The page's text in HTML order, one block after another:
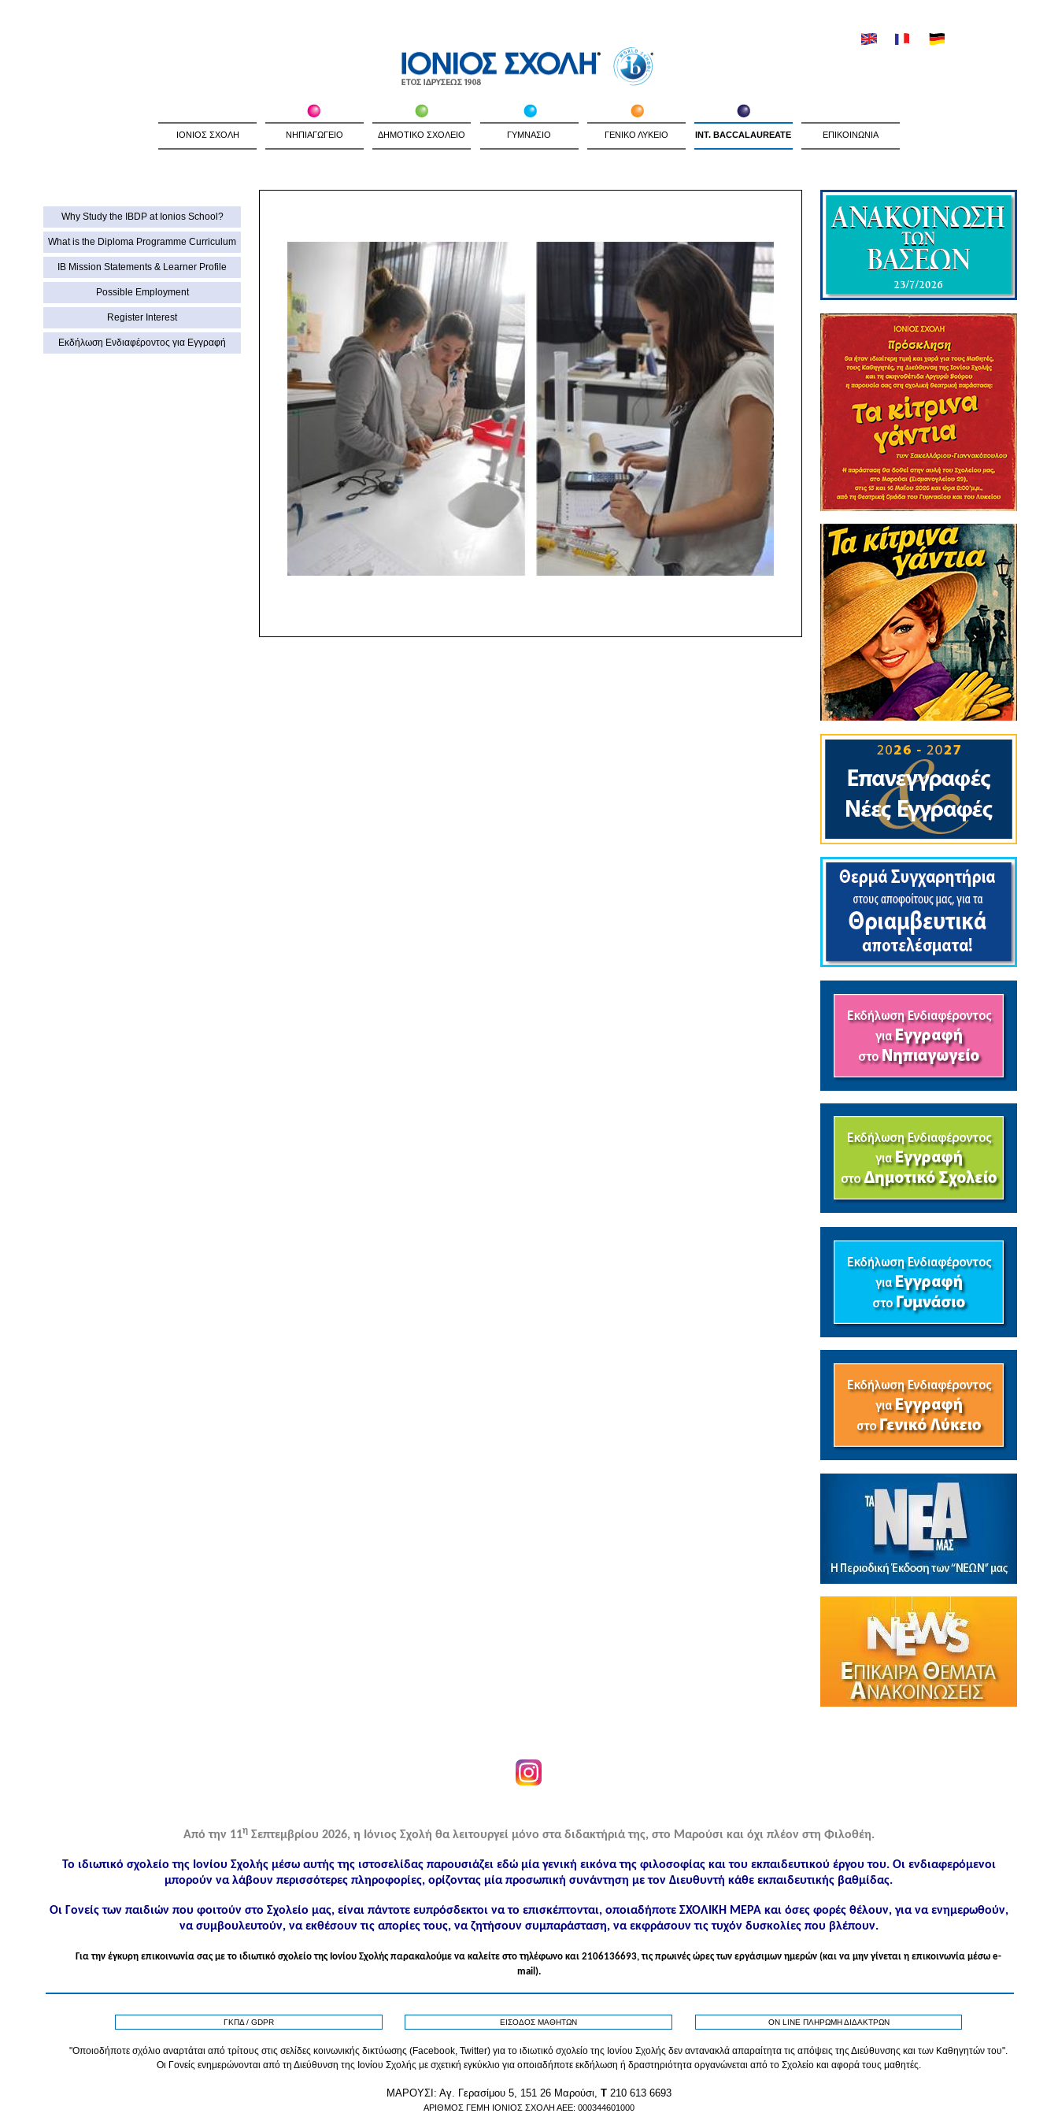
ΙΟΝΙΟΣ ΣΧΟΛΗ ΝΗΠΙΑΓΩΓΕΙΟ ΔΗΜΟΤΙΚΟ ΣΧΟΛΕΙΟ ΓΥΜΝΑΣΙΟ ΓΕΝΙΚΟ ΛΥΚΕΙΟ INT. BACCALAUREATE ΕΠΙΚΟΙΝΩΝΙΑ
Why Study the IBDP at Ionios School?
What is the Diploma Programme Curriculum
IB Mission Statements & Learner Profile
Possible Employment
Register Interest
Εκδήλωση Eνδιαφέροντος για Εγγραφή
Από την 11ηΣεπτεμβρίου 2026, η Ιόνιος Σχολή θα λειτουργεί μόνο στα διδακτήριά της, στο Μαρούσι και όχι πλέον στη Φιλοθέη.
Το ιδιωτικό σχολείο της Ιονίου Σχολής μέσω αυτής της ιστοσελίδας παρουσιάζει εδώ μία γενική εικόνα της φιλοσοφίας και του εκπαιδευτικού έργου του. Οι ενδιαφερόμενοι
μπορούν να λάβουν περισσότερες πληροφορίες, ορίζοντας μία προσωπική συνάντηση με τον Διευθυντή κάθε εκπαιδευτικής βαθμίδας.
Οι Γονείς των παιδιών που φοιτούν στο Σχολείο μας, είναι πάντοτε ευπρόσδεκτοι να το επισκέπτονται, οποιαδήποτε ΣΧΟΛΙΚΗ ΜΕΡΑ και όσες φορές θέλουν, για να ενημερωθούν,
να συμβουλευτούν, να εκθέσουν τις απορίες τους, να ζητήσουν συμπαράσταση, να εκφράσουν τις τυχόν δυσκολίες που βλέπουν.
Για την έγκυρη επικοινωνία σας με το ιδιωτικό σχολείο της Ιονίου Σχολής παρακαλούμε να καλείτε στo τηλέφωνo και 2106136693, τις πρωινές ώρες των εργάσιμων ημερών (και να μην γίνεται η επικοινωνία μέσω e-
mail).
ΓΚΠΔ / GDPR ΕΙΣΟΔΟΣ ΜΑΘΗΤΩΝ ON LINE ΠΛΗΡΩΜΗ ΔΙΔΑΚΤΡΩΝ
"Οποιοδήποτε σχόλιο αναρτάται από τρίτους στις σελίδες κοινωνικής δικτύωσης (Facebook, Twitter) για το ιδιωτικό σχολείο της Ιονίου Σχολής δεν αντανακλά απαραίτητα τις απόψεις της Διεύθυνσης και των Καθηγητών του".
Οι Γονείς ενημερώνονται από τη Διεύθυνση της Ιονίου Σχολής με σχετική εγκύκλιο για οποιαδήποτε εκδήλωση ή δραστηριότητα οργανώνεται από το Σχολείο και αφορά τους μαθητές.
MAPOYΣΙ: Αγ. Γερασίμου 5, 151 26 Μαρούσι, T210 613 6693
ΑΡΙΘΜΟΣ ΓΕΜΗ ΙΟΝΙΟΣ ΣΧΟΛΗ ΑΕΕ: 000344601000